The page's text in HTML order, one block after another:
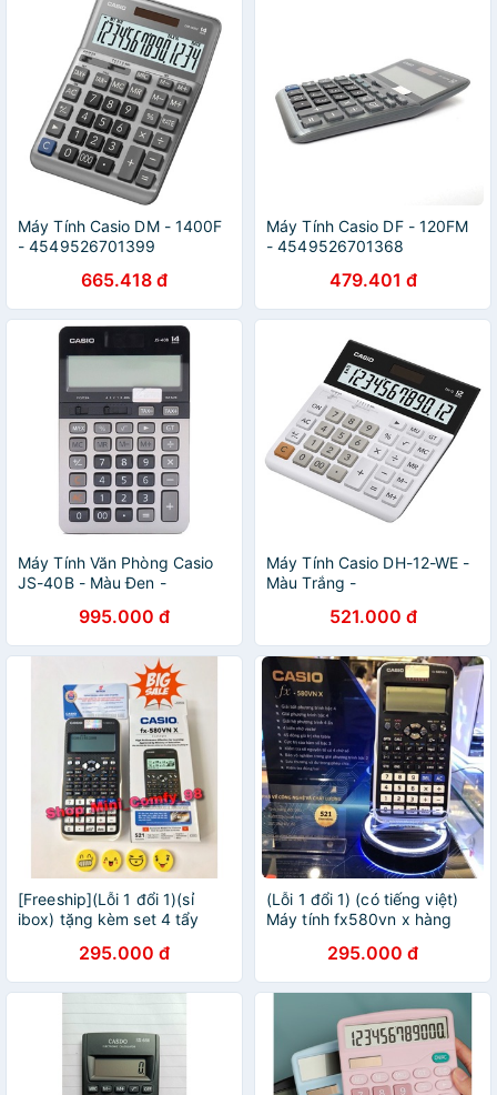
Máy Tính Casio DM - 1400F
- 4549526701399
665.418 đ
Máy Tính Casio DF - 120FM
- 4549526701368
479.401 đ
Máy Tính Văn Phòng Casio
JS-40B - Màu Đen -
995.000 đ
Máy Tính Casio DH-12-WE -
Màu Trắng -
521.000 đ
[Freeship](Lỗi 1 đổi 1)(sỉ
ibox) tặng kèm set 4 tẩy
casio fx580vn x( có tiếng
việt)
295.000 đ
(Lỗi 1 đổi 1) (có tiếng việt)
Máy tính fx580vn x hàng
295.000 đ